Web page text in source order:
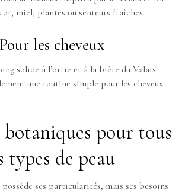
miel, plantes ou senteurs fraîches.
Pour les cheveux
solide à l’ortie et à la bière du Valais
une routine simple pour les cheveux.
botaniques pour tous
types de peau
ses particularités, mais ses besoins